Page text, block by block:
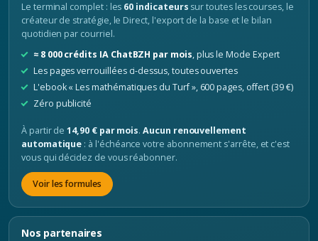
Le terminal complet : les 60 indicateurs sur toutes les courses, le
créateur de stratégie, le Direct, l'export de la base et le bilan
quotidien par courriel.
≈ 8 000 crédits IA ChatBZH par mois, plus le Mode Expert
Les pages verrouillées ci-dessus, toutes ouvertes
L'ebook « Les mathématiques du Turf », 600 pages, offert (39 €)
Zéro publicité
À partir de14,90 € par mois.Aucun renouvellement
automatique : à l'échéance votre abonnement s'arrête, et c'est
vous qui décidez de vous réabonner.
Voir les formules
Nos partenaires